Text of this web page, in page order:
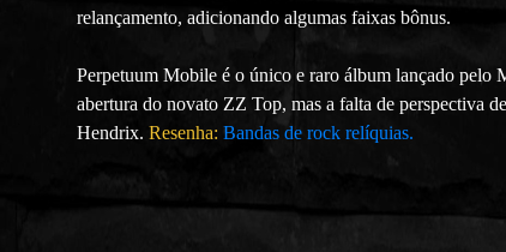
relançamento, adicionando algumas faixas bônus.
Perpetuum Mobile é o único e raro álbum lançado pelo
abertura do novato ZZ Top, mas a falta de perspectiva
Hendrix. Resenha: Bandas de rock relíquias.